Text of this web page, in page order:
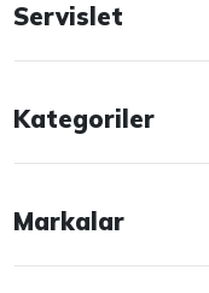
Servislet
Kategoriler
Markalar